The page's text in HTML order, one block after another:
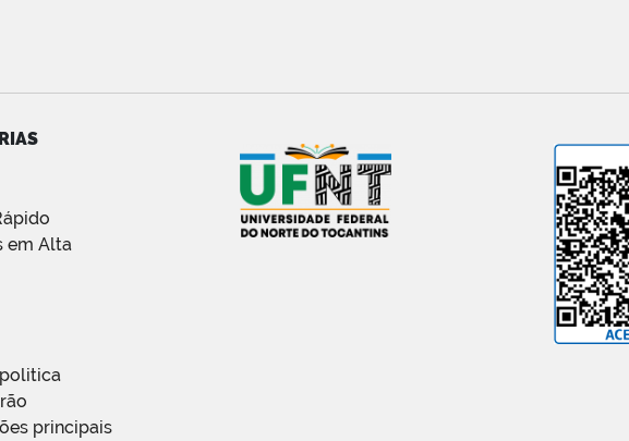
em Alta
principais